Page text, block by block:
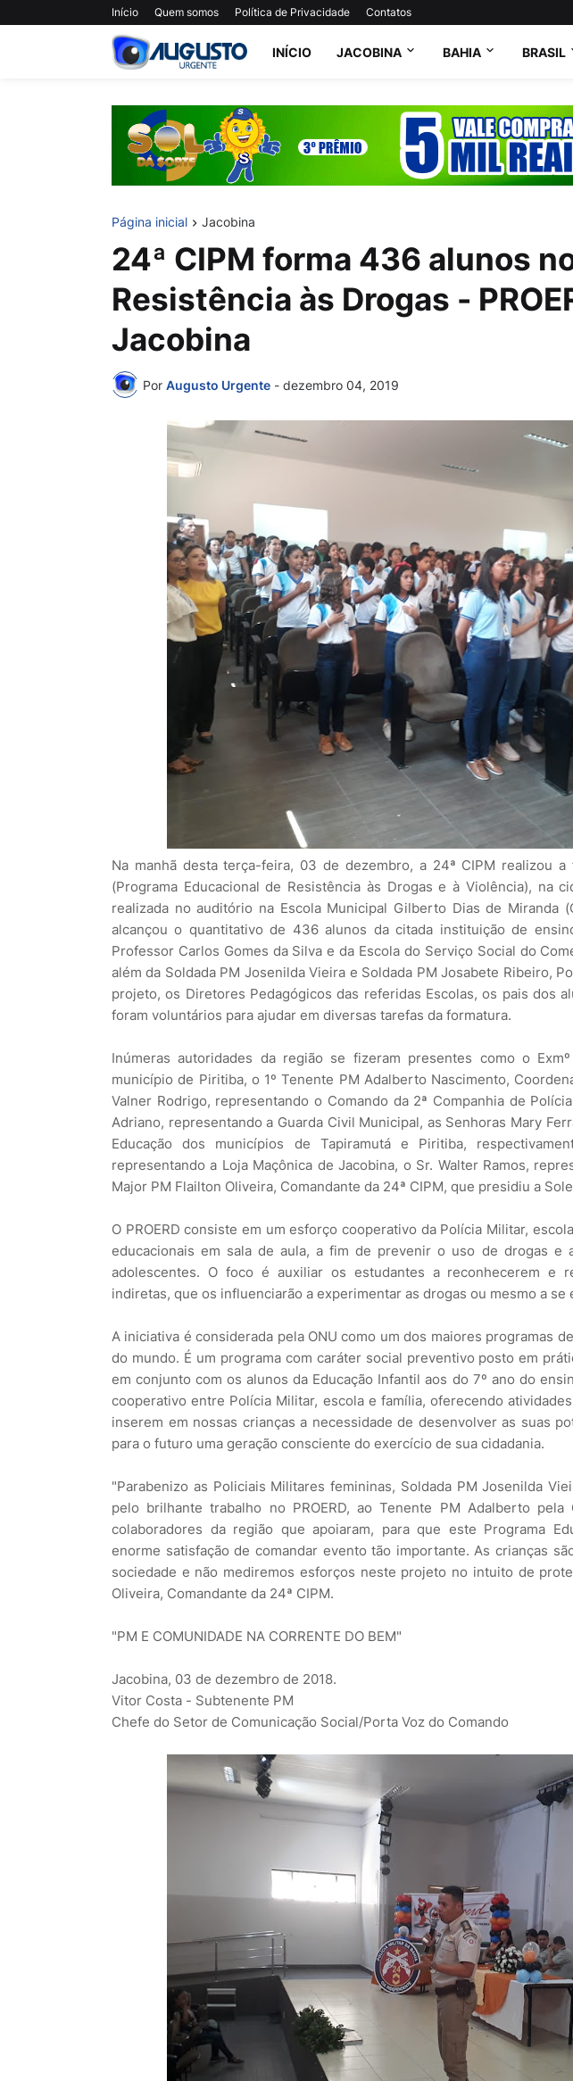
Início Quem somos Política de Privacidade Contatos
INÍCIO JACOBINA BAHIA BRASIL
Página inicial Jacobina
24ª CIPM forma 436 alunos
Resistência às Drogas -
Jacobina
Por Augusto Urgente - dezembro 04, 2019
Na manhã desta terça-feira, 03 de dezembro, a 24ª CIPM realizou a
(Programa Educacional de Resistência às Drogas e à Violência), na
realizada no auditório na Escola Municipal Gilberto Dias de Miranda
alcançou o quantitativo de 436 alunos da citada instituição de
Professor Carlos Gomes da Silva e da Escola do Serviço Social do
além da Soldada PM Josenilda Vieira e Soldada PM Josabete Ribeiro,
projeto, os Diretores Pedagógicos das referidas Escolas, os pais dos
foram voluntários para ajudar em diversas tarefas da formatura.
Inúmeras autoridades da região se fizeram presentes como o
município de Piritiba, o 1º Tenente PM Adalberto Nascimento,
Valner Rodrigo, representando o Comando da 2ª Companhia de
Adriano, representando a Guarda Civil Municipal, as Senhoras Mary
Educação dos municípios de Tapiramutá e Piritiba,
representando a Loja Maçônica de Jacobina, o Sr. Walter Ramos,
Major PM Flailton Oliveira, Comandante da 24ª CIPM, que presidiu a
O PROERD consiste em um esforço cooperativo da Polícia Militar,
educacionais em sala de aula, a fim de prevenir o uso de drogas e
adolescentes. O foco é auxiliar os estudantes a reconhecerem e
indiretas, que os influenciarão a experimentar as drogas ou mesmo a
A iniciativa é considerada pela ONU como um dos maiores programas
do mundo. É um programa com caráter social preventivo posto em
em conjunto com os alunos da Educação Infantil aos do 7º ano do
cooperativo entre Polícia Militar, escola e família, oferecendo
inserem em nossas crianças a necessidade de desenvolver as suas
para o futuro uma geração consciente do exercício de sua cidadania.
"Parabenizo as Policiais Militares femininas, Soldada PM Josenilda
pelo brilhante trabalho no PROERD, ao Tenente PM Adalberto
colaboradores da região que apoiaram, para que este Programa
enorme satisfação de comandar evento tão importante. As crianças
sociedade e não mediremos esforços neste projeto no intuito de
Oliveira, Comandante da 24ª CIPM.
"PM E COMUNIDADE NA CORRENTE DO BEM"
Jacobina, 03 de dezembro de 2018.
Vitor Costa - Subtenente PM
Chefe do Setor de Comunicação Social/Porta Voz do Comando